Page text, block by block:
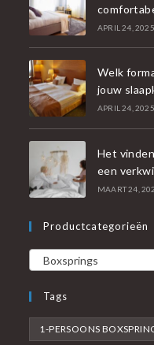
APRIL 24, 2025
Welk
jouw
APRIL 24, 2025
Het
een
MAART 24,
Productcategorieën
Boxsprings
Tags
1-PERSOONS